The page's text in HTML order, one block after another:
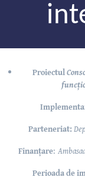
Proiectul
Parteneriat:
Finanțare:
Perioada de